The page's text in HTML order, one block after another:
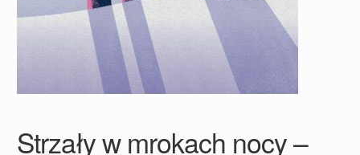
Strzały w mrokach nocy –